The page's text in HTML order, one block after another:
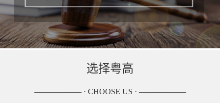
选择粤高
—————— · CHOOSE US · ——————